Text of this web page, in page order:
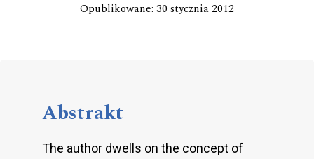
Opublikowane: 30 stycznia 2012
Abstrakt
The author dwells on the concept of